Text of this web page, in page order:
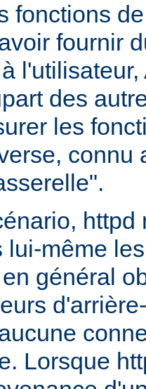
fonctions
fournir
des
les
connu
httpd
lui-même
général
Lorsque